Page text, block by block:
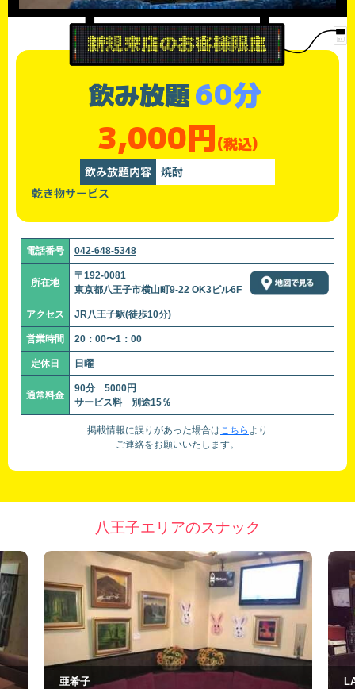
飲み放題60分
3,000円(税込)
飲み放題内容 焼酎
乾き物サービス
電話番号 042-648-5348
所在地
〒192-0081
東京都八王子市横山町9-22 OK3ビル6F
アクセス JR八王子駅(徒歩10分)
営業時間 20：00〜1：00
定休日 日曜
通常料金
90分 5000円
サービス料 別途15％
掲載情報に誤りがあった場合はこちら より
ご連絡をお願いいたします。
八王子エリアのスナック
LAZOS